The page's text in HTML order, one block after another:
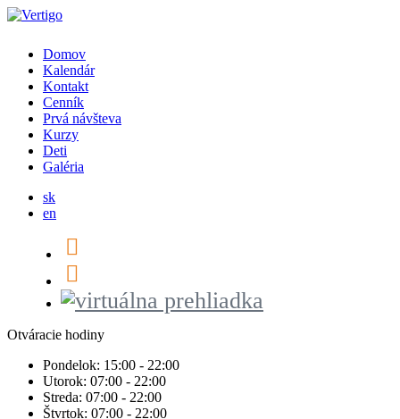
Domov
Kalendár
Kontakt
Cenník
Prvá návšteva
Kurzy
Deti
Galéria
sk
en
Otváracie hodiny
Pondelok: 15:00 - 22:00
Utorok: 07:00 - 22:00
Streda: 07:00 - 22:00
Štvrtok: 07:00 - 22:00